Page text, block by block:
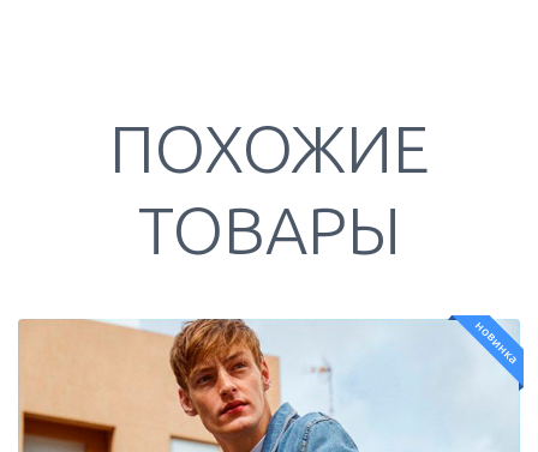
ПОХОЖИЕ
ТОВАРЫ
новинка